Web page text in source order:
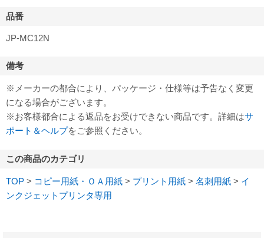
品番
JP-MC12N
備考
※メーカーの都合により、パッケージ・仕様等は予告なく変更
になる場合がございます。
※お客様都合による返品をお受けできない商品です。詳細はサ
ポート＆ヘルプをご参照ください。
この商品のカテゴリ
TOP > コピー用紙・ＯＡ用紙 > プリント用紙 > 名刺用紙 > イ
ンクジェットプリンタ専用